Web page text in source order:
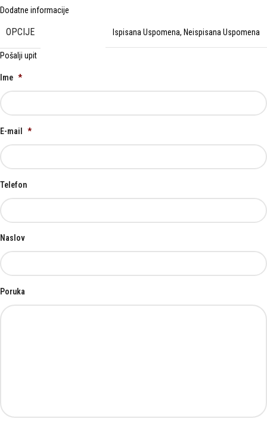
Dodatne informacije
OPCIJE Ispisana Uspomena, Neispisana Uspomena
Pošalji upit
Ime *
E-mail *
Telefon
Naslov
Poruka